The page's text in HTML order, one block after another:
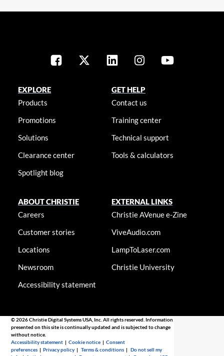
EXPLORE
Products
Promotions
Solutions
Clearance center
Spotlight blog
GET HELP
Contact us
Training center
Technical support
Tools & calculators
ABOUT CHRISTIE
Careers
Customer stories
Locations
Newsroom
Accessibility statement
EXTERNAL LINKS
Christie AVenue e-Zine
ViveAudio.com
LampToLaser.com
Christie University
© 2026 Christie Digital Systems USA, Inc. All rights reserved. Information
presented on this site is continually updated and is subjected to change
without notice.
Accessibility statement |Cookie notice |Consent
preferences |Privacy policy |Terms & conditions |Do not sell my